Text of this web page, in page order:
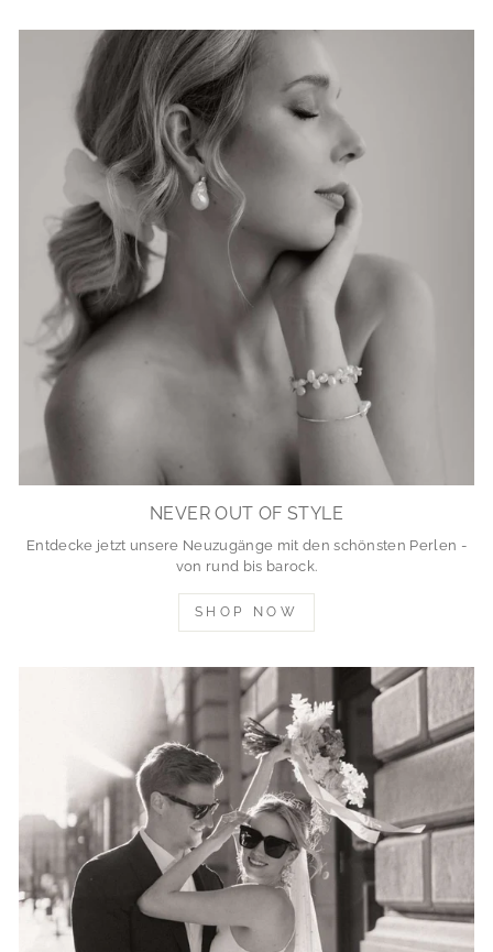
NEVER OUT OF STYLE
Entdecke jetzt unsere Neuzugänge mit den schönsten Perlen -
von rund bis barock.
SHOP NOW